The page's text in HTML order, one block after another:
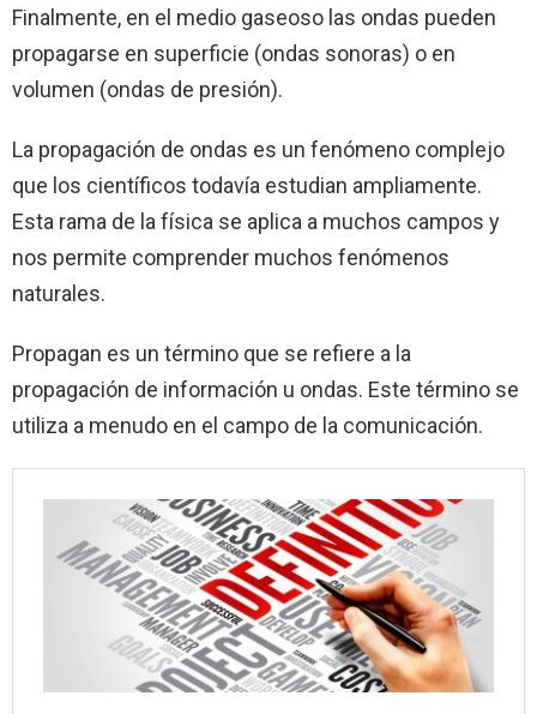
Finalmente, en el medio gaseoso las ondas pueden
propagarse en superficie (ondas sonoras) o en
volumen (ondas de presión).
La propagación de ondas es un fenómeno complejo
que los científicos todavía estudian ampliamente.
Esta rama de la física se aplica a muchos campos y
nos permite comprender muchos fenómenos
naturales.
Propagan es un término que se refiere a la
propagación de información u ondas. Este término se
utiliza a menudo en el campo de la comunicación.